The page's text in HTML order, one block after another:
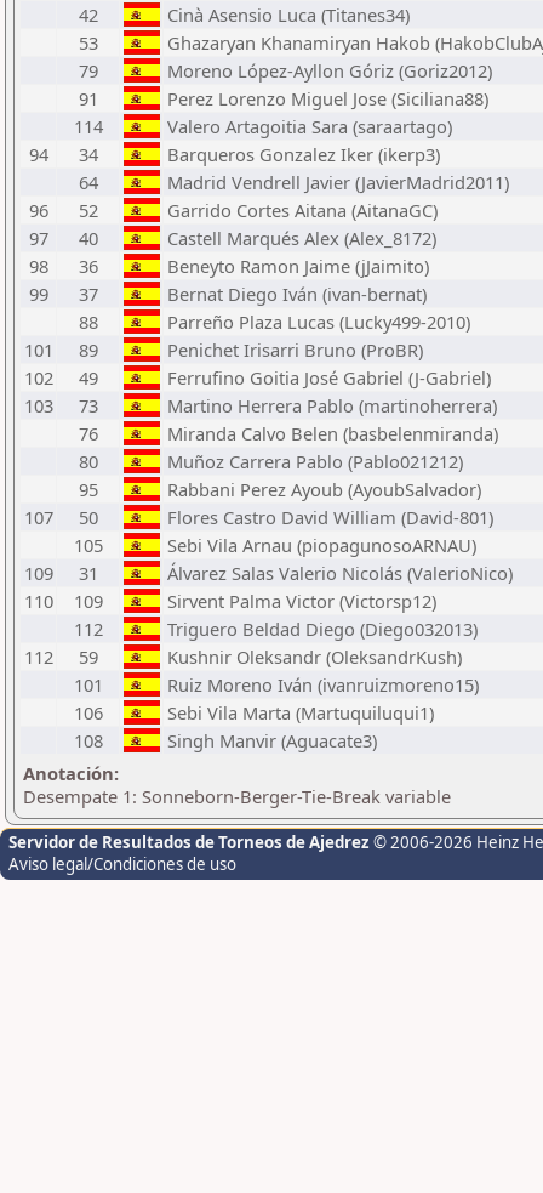
42
Cinà Asensio Luca (Titanes34)
53
Ghazaryan Khanamiryan Hakob
79
Moreno López-Ayllon Góriz (Goriz2012)
91
Perez Lorenzo Miguel Jose (Siciliana88)
114
Valero Artagoitia Sara (saraartago)
94
34
Barqueros Gonzalez Iker (ikerp3)
64
Madrid Vendrell Javier (JavierMadrid2011)
96
52
Garrido Cortes Aitana (AitanaGC)
97
40
Castell Marqués Alex (Alex_8172)
98
36
Beneyto Ramon Jaime (jJaimito)
99
37
Bernat Diego Iván (ivan-bernat)
88
Parreño Plaza Lucas (Lucky499-2010)
101
89
Penichet Irisarri Bruno (ProBR)
102
49
Ferrufino Goitia José Gabriel (J-Gabriel)
103
73
Martino Herrera Pablo (martinoherrera)
76
Miranda Calvo Belen (basbelenmiranda)
80
Muñoz Carrera Pablo (Pablo021212)
95
Rabbani Perez Ayoub (AyoubSalvador)
107
50
Flores Castro David William (David-801)
105
Sebi Vila Arnau (piopagunosoARNAU)
109
31
Álvarez Salas Valerio Nicolás (ValerioNico)
110
109
Sirvent Palma Victor (Victorsp12)
112
Triguero Beldad Diego (Diego032013)
112
59
Kushnir Oleksandr (OleksandrKush)
101
Ruiz Moreno Iván (ivanruizmoreno15)
106
Sebi Vila Marta (Martuquiluqui1)
108
Singh Manvir (Aguacate3)
Anotación:
Desempate 1: Sonneborn-Berger-Tie-Break variable
Servidor de Resultados de Torneos de Ajedrez © 2006-2026 Heinz
Aviso legal/Condiciones de uso